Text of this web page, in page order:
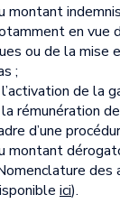
montant
en vue
ou de la mise
;
de la
rémunération
d’une
montant
ici).